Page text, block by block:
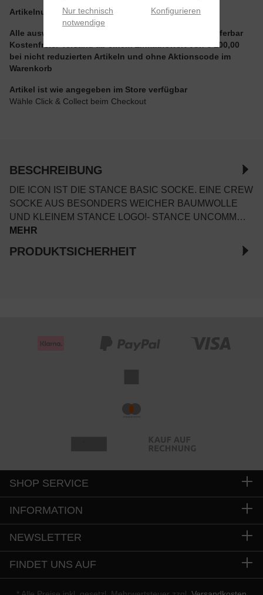
Artikelnummer:M311D14ICO-BLW.M
Alle auswählbaren Größen und Artikel sind sofort lieferbar
Kostenfreier Versand ab einem Einkaufswert von € 100,00
bei nicht reduzierten Artikeln und ohne Aktionscode im
Warenkorb
Artikel ist wie angegeben im Store verfügbar
Wähle Click & Collect beim Checkout
BESCHREIBUNG
DIE ICON IST DIE STANCE BASIC SOCKE. EINE CREW
SOCKE AUS BESONDERS WEICHER BAUMWOLLE
UND KLEINEM STANCE LOGO!- STANCE UNCOMM…
MEHR
PRODUKTSICHERHEIT
SHOP SERVICE
INFORMATION
NEWSLETTER
FINDET UNS AUF
Nur technisch
notwendige
Konfigurieren